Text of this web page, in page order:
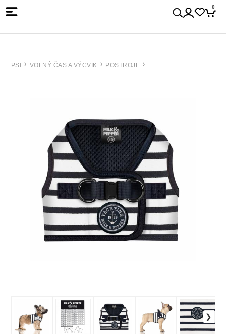
0
PSI VOĽNÝ ČAS A VÝCVIK POSTROJE